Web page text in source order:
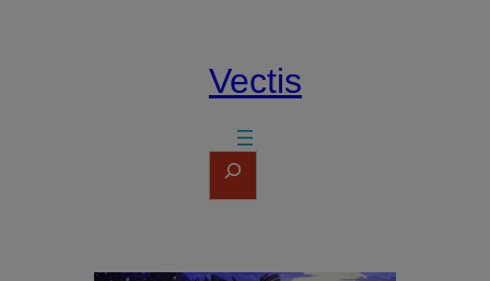
Vectis
Rechercher